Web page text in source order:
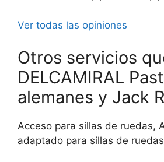
Ver todas las opiniones
Otros servicios
DELCAMIRAL
alemanes y Jack
Acceso para sillas de ruedas,
adaptado para sillas de ruedas